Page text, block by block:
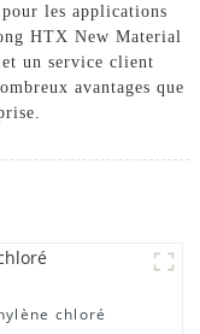
les applications
HTX New Material
un service client
avantages que
chloré